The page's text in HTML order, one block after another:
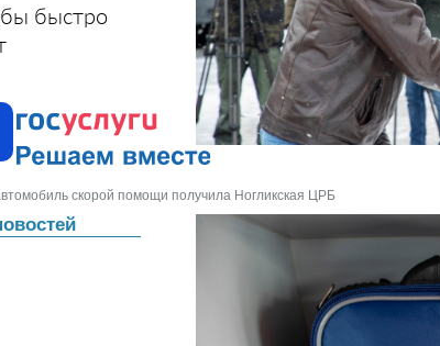
быстро
скорой помощи получила Ногликская ЦРБ